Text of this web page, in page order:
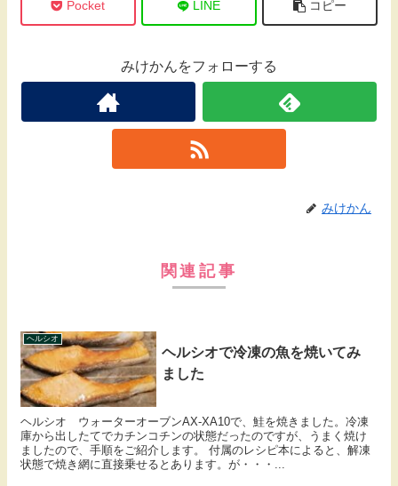
Pocket LINE コピー
みけかんをフォローする
みけかん
関連記事
ヘルシオ
ヘルシオで冷凍の魚を焼いてみ
ました
ヘルシオ ウォーターオーブンAX-XA10で、鮭を焼きました。冷凍
庫から出したてでカチンコチンの状態だったのですが、うまく焼け
ましたので、手順をご紹介します。 付属のレシピ本によると、解凍
状態で焼き網に直接乗せるとあります。が・・・...